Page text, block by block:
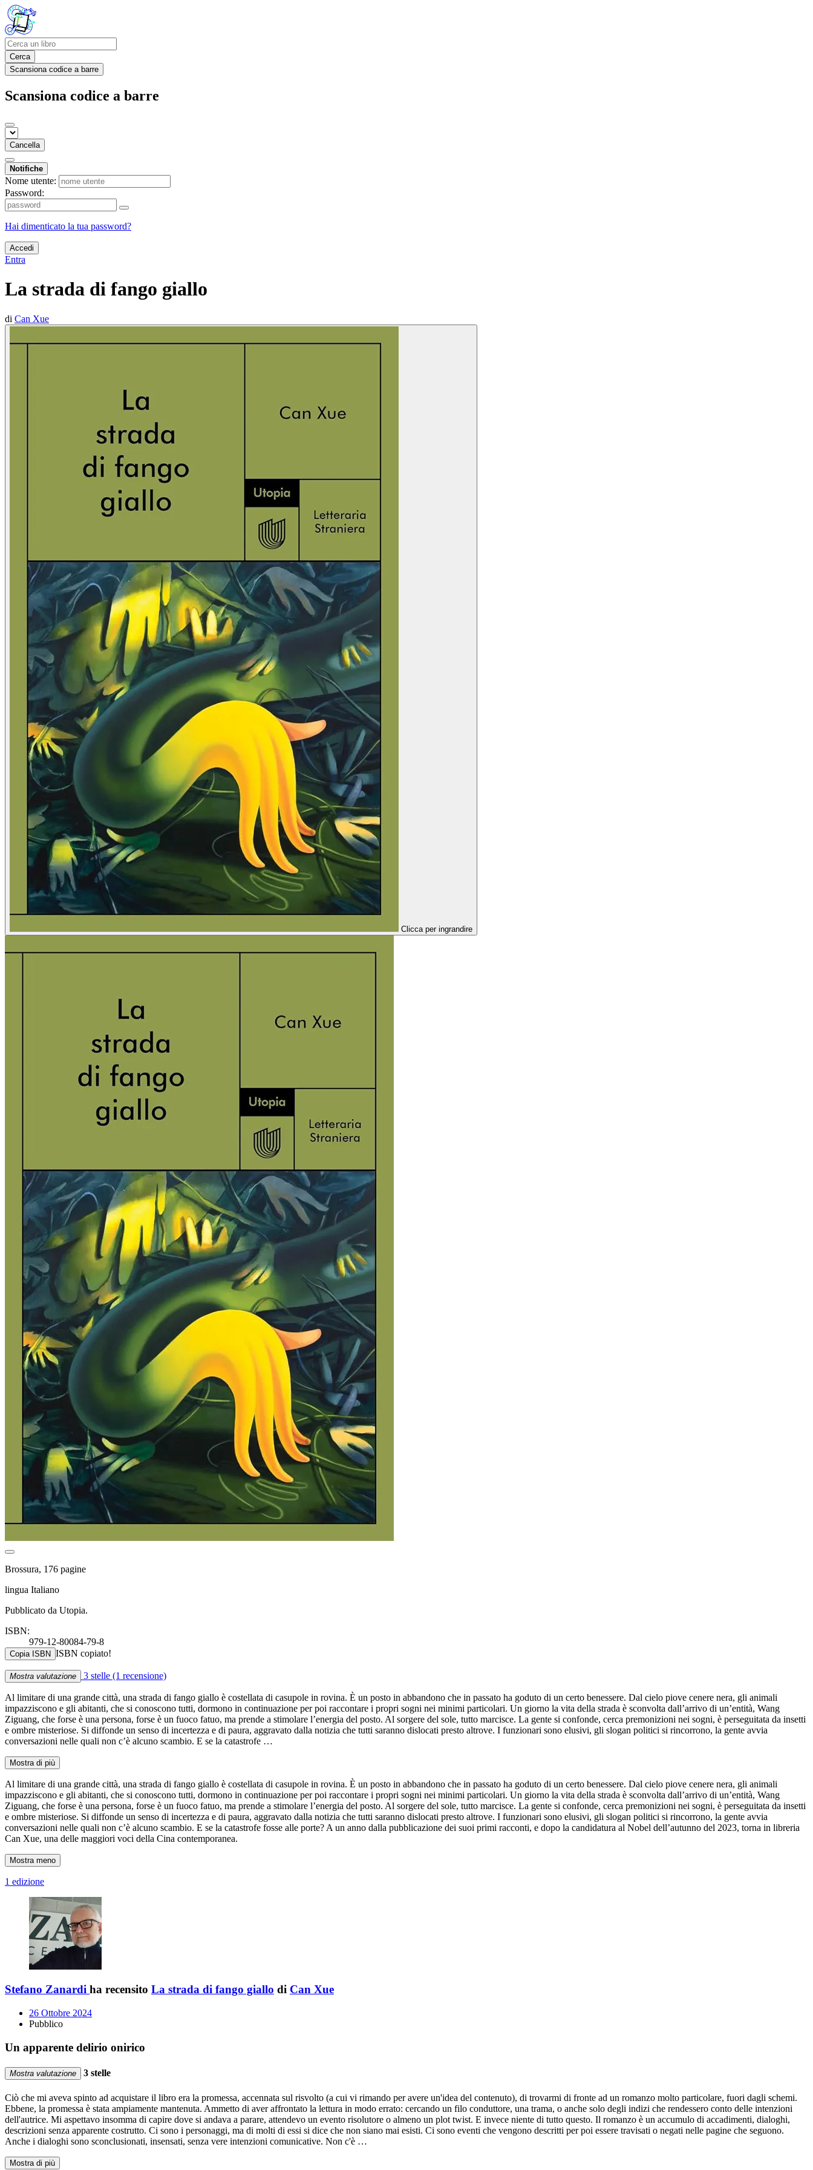
Cerca
Scansiona codice a barre
Scansiona codice a barre
Cancella
Notifiche
Nome utente:
Password:
Hai dimenticato la tua password?
Accedi
Entra
La strada di fango giallo
di Can Xue
Clicca per ingrandire
Brossura, 176 pagine
lingua Italiano
Pubblicato da Utopia.
ISBN:
979-12-80084-79-8
Copia ISBN ISBN copiato!
Mostra valutazione 3 stelle (1 recensione)
Al limitare di una grande città, una strada di fango giallo è costellata di casupole in rovina. È un posto in abbandono che in passato ha goduto di un certo benessere. Dal cielo piove cenere nera, gli animali
impazziscono e gli abitanti, che si conoscono tutti, dormono in continuazione per poi raccontare i propri sogni nei minimi particolari. Un giorno la vita della strada è sconvolta dall’arrivo di un’entità, Wang
Ziguang, che forse è una persona, forse è un fuoco fatuo, ma prende a stimolare l’energia del posto. Al sorgere del sole, tutto marcisce. La gente si confonde, cerca premonizioni nei sogni, è perseguitata da insetti
e ombre misteriose. Si diffonde un senso di incertezza e di paura, aggravato dalla notizia che tutti saranno dislocati presto altrove. I funzionari sono elusivi, gli slogan politici si rincorrono, la gente avvia
conversazioni nelle quali non c’è alcuno scambio. E se la catastrofe …
Mostra di più
Al limitare di una grande città, una strada di fango giallo è costellata di casupole in rovina. È un posto in abbandono che in passato ha goduto di un certo benessere. Dal cielo piove cenere nera, gli animali
impazziscono e gli abitanti, che si conoscono tutti, dormono in continuazione per poi raccontare i propri sogni nei minimi particolari. Un giorno la vita della strada è sconvolta dall’arrivo di un’entità, Wang
Ziguang, che forse è una persona, forse è un fuoco fatuo, ma prende a stimolare l’energia del posto. Al sorgere del sole, tutto marcisce. La gente si confonde, cerca premonizioni nei sogni, è perseguitata da insetti
e ombre misteriose. Si diffonde un senso di incertezza e di paura, aggravato dalla notizia che tutti saranno dislocati presto altrove. I funzionari sono elusivi, gli slogan politici si rincorrono, la gente avvia
conversazioni nelle quali non c’è alcuno scambio. E se la catastrofe fosse alle porte? A un anno dalla pubblicazione dei suoi primi racconti, e dopo la candidatura al Nobel dell’autunno del 2023, torna in libreria
Can Xue, una delle maggiori voci della Cina contemporanea.
Mostra meno
1 edizione
Stefano Zanardi ha recensito La strada di fango giallo di Can Xue
26 Ottobre 2024
Pubblico
Un apparente delirio onirico
Mostra valutazione 3 stelle
Ciò che mi aveva spinto ad acquistare il libro era la promessa, accennata sul risvolto (a cui vi rimando per avere un'idea del contenuto), di trovarmi di fronte ad un romanzo molto particolare, fuori dagli schemi.
Ebbene, la promessa è stata ampiamente mantenuta. Ammetto di aver affrontato la lettura in modo errato: cercando un filo conduttore, una trama, o anche solo degli indizi che rendessero conto delle intenzioni
dell'autrice. Mi aspettavo insomma di capire dove si andava a parare, attendevo un evento risolutore o almeno un plot twist. E invece niente di tutto questo. Il romanzo è un accumulo di accadimenti, dialoghi,
descrizioni senza apparente costrutto. Ci sono i personaggi, ma di molti di essi si dice che non siano mai esisti. Ci sono eventi che vengono descritti per poi essere travisati o negati nelle pagine che seguono.
Anche i dialoghi sono sconclusionati, insensati, senza vere intenzioni comunicative. Non c'è …
Mostra di più